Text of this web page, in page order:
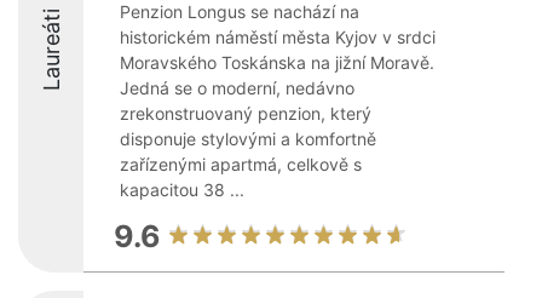
Laureáti
Penzion Longus se nachází na
historickém náměstí města Kyjov v srdci
Moravského Toskánska na jižní Moravě.
Jedná se o moderní, nedávno
zrekonstruovaný penzion, který
disponuje stylovými a komfortně
zařízenými apartmá, celkově s
kapacitou 38 ...
9.6